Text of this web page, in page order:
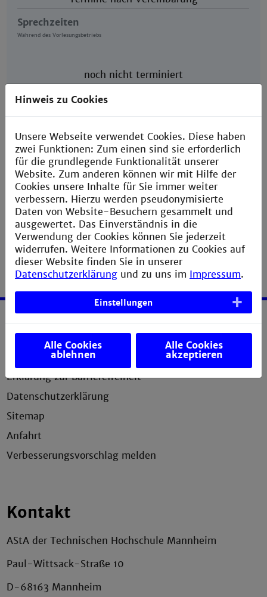
Sprechzeiten
Während des Vorlesungsbetriebs
Sitzungstermin
noch nicht terminiert
Büro
Gebäude A, EG, Raum 012a
Campusplan
Impressum
Erklärung zur Barrierefreiheit
Datenschutzerklärung
Sitemap
Anfahrt
Verbesserungsvorschlag melden
Kontakt
AStA der Technischen Hochschule Mannheim
Paul-Wittsack-Straße 10
D-68163 Mannheim
Hinweis zu Cookies
Unsere Webseite verwendet Cookies. Diese haben
zwei Funktionen: Zum einen sind sie erforderlich
für die grundlegende Funktionalität unserer
Website. Zum anderen können wir mit Hilfe der
Cookies unsere Inhalte für Sie immer weiter
verbessern. Hierzu werden pseudonymisierte
Daten von Website-Besuchern gesammelt und
ausgewertet. Das Einverständnis in die
Verwendung der Cookies können Sie jederzeit
widerrufen. Weitere Informationen zu Cookies auf
dieser Website finden Sie in unserer
Datenschutzerklärung und zu uns im Impressum.
Einstellungen
Alle Cookies
ablehnen
Alle Cookies
akzeptieren